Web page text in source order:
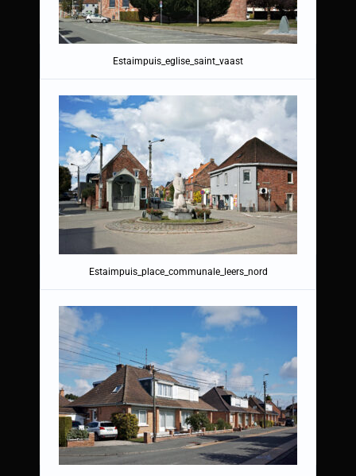
Estaimpuis_eglise_saint_vaast
Estaimpuis_place_communale_leers_nord